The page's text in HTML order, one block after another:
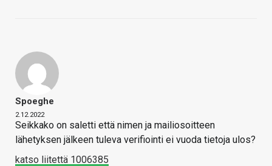
Spoeghe
2.12.2022
Seikkako on saletti että nimen ja mailiosoitteen
lähetyksen jälkeen tuleva verifiointi ei vuoda tietoja ulos?
katso liitettä 1006385